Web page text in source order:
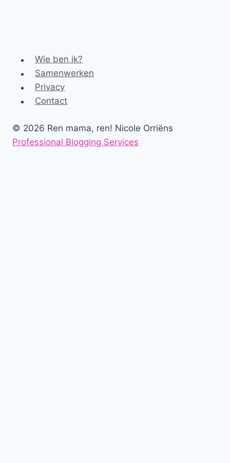
Wie ben ik?
Samenwerken
Privacy
Contact
© 2026 Ren mama, ren! Nicole Orriëns
Professional Blogging Services